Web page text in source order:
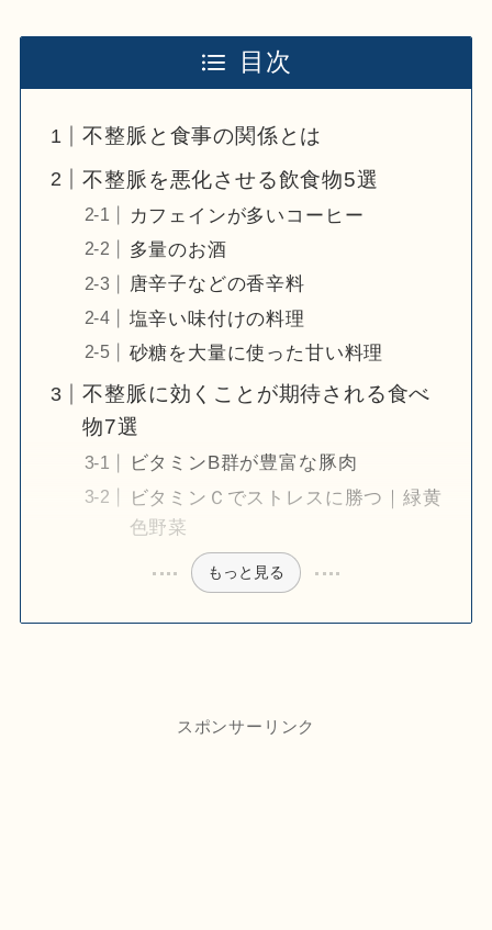
目次
不整脈と食事の関係とは
不整脈を悪化させる飲食物5選
カフェインが多いコーヒー
多量のお酒
唐辛子などの香辛料
塩辛い味付けの料理
砂糖を大量に使った甘い料理
不整脈に効くことが期待される食べ
物7選
ビタミンB群が豊富な豚肉
ビタミンＣでストレスに勝つ｜緑黄
色野菜
もっと見る
スポンサーリンク